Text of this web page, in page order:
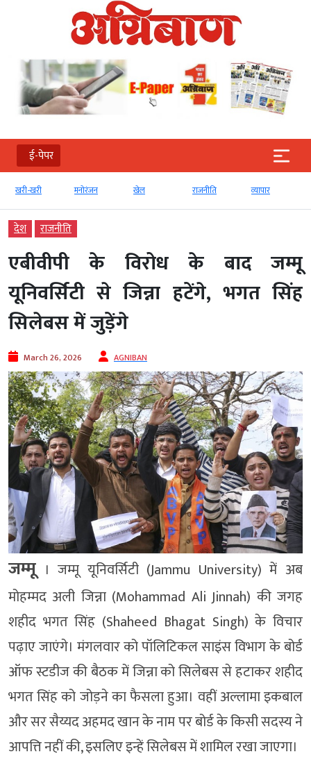
ई-पेपर
खरी-खरी मनोरंजन खेल राजनीति व्‍यापार
देश राजनीति
एबीवीपी के विरोध के बाद जम्मू
यूनिवर्सिटी से जिन्ना हटेंगे, भगत सिंह
सिलेबस में जुड़ेंगे
March 26, 2026 AGNIBAN
जम्मू। जम्मू यूनिवर्सिटी (Jammu University) में अब
मोहम्मद अली जिन्ना (Mohammad Ali Jinnah) की जगह
शहीद भगत सिंह (Shaheed Bhagat Singh) के विचार
पढ़ाए जाएंगे। मंगलवार को पॉलिटिकल साइंस विभाग के बोर्ड
ऑफ स्टडीज की बैठक में जिन्ना को सिलेबस से हटाकर शहीद
भगत सिंह को जोड़ने का फैसला हुआ। वहीं अल्लामा इकबाल
और सर सैय्यद अहमद खान के नाम पर बोर्ड के किसी सदस्य ने
आपत्ति नहीं की, इसलिए इन्हें सिलेबस में शामिल रखा जाएगा।